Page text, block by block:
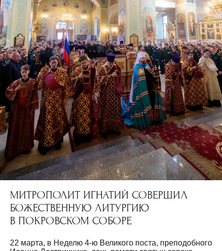
МИТРОПОЛИТ ИГНАТИЙ СОВЕРШИЛ
БОЖЕСТВЕННУЮ ЛИТУРГИЮ
В ПОКРОВСКОМ СОБОРЕ
22 марта, в Неделю 4-ю Великого поста, преподобного